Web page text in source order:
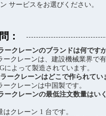
サービスをお選びください。
：
ークレーンのブランドは何です
ークレーンは、建設機械業界で
によって製造されています。
ークレーンはどこで作られてい
クレーンは中国製です。
ークレーンの最低注文数量はい
クレーン 1 台です。